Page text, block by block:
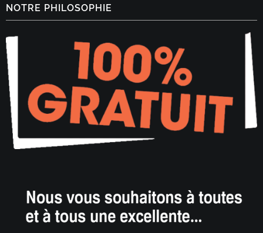
NOTRE PHILOSOPHIE